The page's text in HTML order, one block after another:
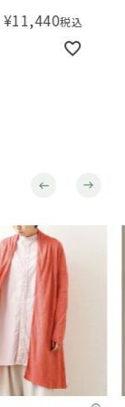
¥11,440税込